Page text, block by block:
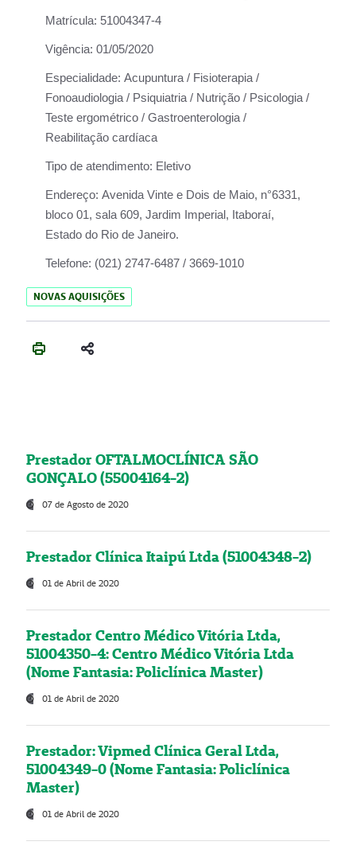
Matrícula: 51004347-4
Vigência: 01/05/2020
Especialidade: Acupuntura / Fisioterapia /
Fonoaudiologia / Psiquiatria / Nutrição / Psicologia /
Teste ergométrico / Gastroenterologia /
Reabilitação cardíaca
Tipo de atendimento: Eletivo
Endereço: Avenida Vinte e Dois de Maio, n°6331,
bloco 01, sala 609, Jardim Imperial, Itaboraí,
Estado do Rio de Janeiro.
Telefone: (021) 2747-6487 / 3669-1010
NOVAS AQUISIÇÕES
Prestador OFTALMOCLÍNICA SÃO
GONÇALO (55004164-2)
07 de Agosto de 2020
Prestador Clínica Itaipú Ltda (51004348-2)
01 de Abril de 2020
Prestador Centro Médico Vitória Ltda,
51004350-4: Centro Médico Vitória Ltda
(Nome Fantasia: Policlínica Master)
01 de Abril de 2020
Prestador: Vipmed Clínica Geral Ltda,
51004349-0 (Nome Fantasia: Policlínica
Master)
01 de Abril de 2020